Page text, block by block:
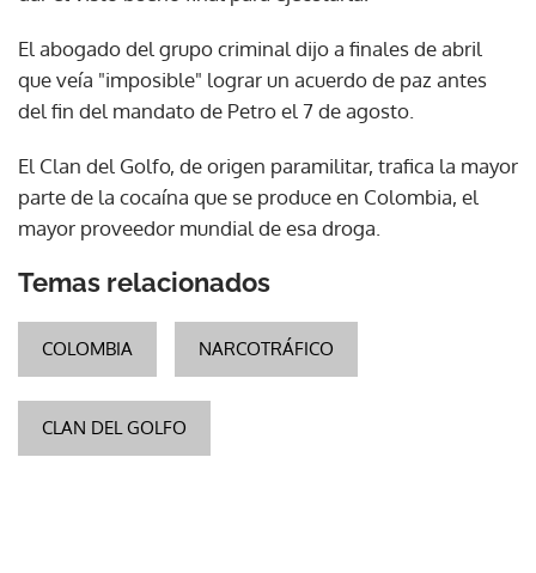
El abogado del grupo criminal dijo a finales de abril
que veía "imposible" lograr un acuerdo de paz antes
del fin del mandato de Petro el 7 de agosto.
El Clan del Golfo, de origen paramilitar, trafica la mayor
parte de la cocaína que se produce en Colombia, el
mayor proveedor mundial de esa droga.
Temas relacionados
COLOMBIA NARCOTRÁFICO
CLAN DEL GOLFO